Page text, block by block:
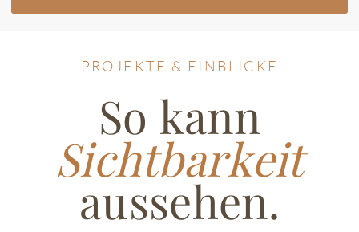
PROJEKTE & EINBLICKE
So kann
Sichtbarkeit
aussehen.